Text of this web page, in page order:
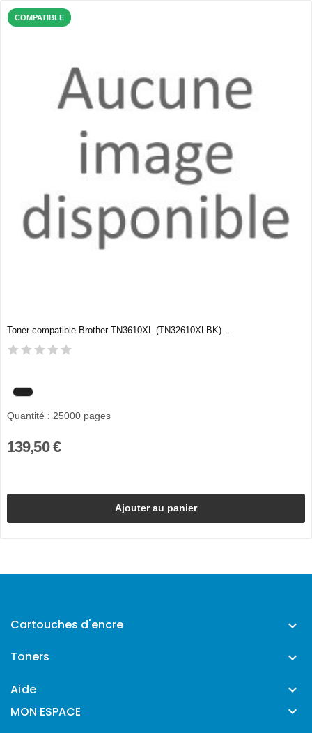
COMPATIBLE
Toner compatible Brother TN3610XL (TN32610XLBK)...
Quantité : 25000 pages
139,50 €
Ajouter au panier
Cartouches d'encre 
Toners 
Aide 
MON ESPACE 